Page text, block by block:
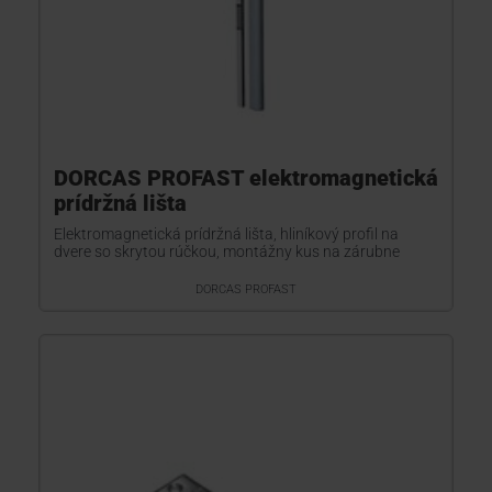
DORCAS PROFAST elektromagnetická
prídržná lišta
Elektromagnetická prídržná lišta, hliníkový profil na
dvere so skrytou rúčkou, montážny kus na zárubne
DORCAS PROFAST